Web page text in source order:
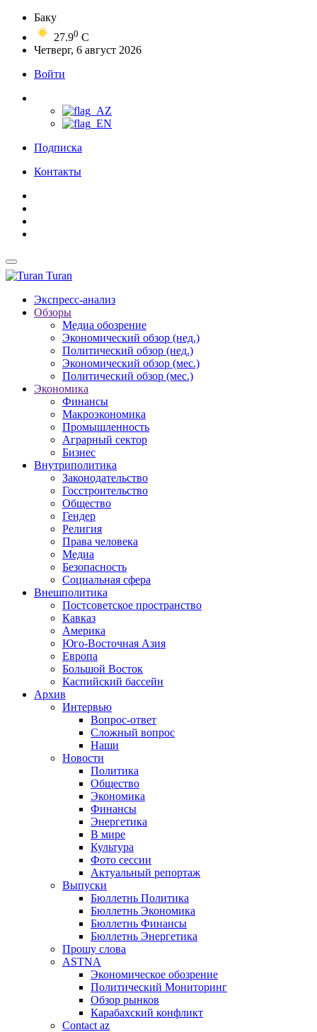
Баку
27.90 C
Четверг, 6 август 2026
Войти
Подписка
Контакты
Turan
Экспресс-анализ
Обзоры
Медиа обозрение
Экономический обзор (нед.)
Политический обзор (нед.)
Экономический обзор (мес.)
Политический обзор (мес.)
Экономика
Финансы
Макроэкономика
Промышленность
Аграрный сектор
Бизнес
Внутриполитика
Законодательство
Госстроительство
Общество
Гендер
Религия
Права человека
Медиа
Безопасность
Социальная сфера
Внешполитика
Постсоветское пространство
Кавказ
Америка
Юго-Восточная Азия
Европа
Большой Восток
Каспийский бассейн
Архив
Интервью
Вопрос-ответ
Сложный вопрос
Наши
Новости
Политика
Общество
Экономика
Финансы
Энергетика
В мире
Культура
Фото сессии
Актуальный репортаж
Выпуски
Бюллетнь Политика
Бюллетнь Экономика
Бюллетнь Финансы
Бюллетнь Энергетика
Прошу слова
ASTNA
Экономическое обозрение
Политический Мониторинг
Обзор рынков
Карабахский конфликт
Contact az